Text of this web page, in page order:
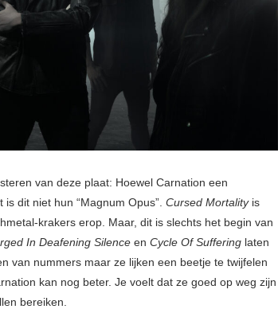
van deze plaat: Hoewel Carnation een
dit niet hun “Magnum Opus”. Cursed Mortalityis
krakers erop. Maar, dit is slechts het begin van
In Deafening Silence en Cycle Of Suffering laten
van nummers maar ze lijken een beetje te twijfelen
kan nog beter. Je voelt dat ze goed op weg zijn
bereiken.